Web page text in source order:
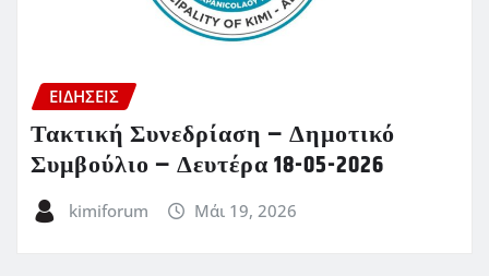
ΕΙΔΗΣΕΙΣ
Τακτική Συνεδρίαση – Δημοτικό
Συμβούλιο – Δευτέρα 18-05-2026
kimiforum Μάι 19, 2026